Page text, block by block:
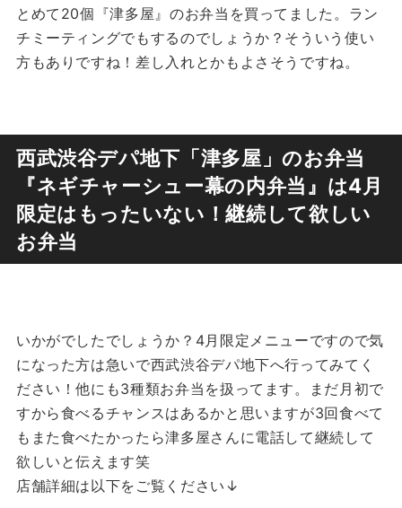
とめて20個『津多屋』のお弁当を買ってました。ラン
チミーティングでもするのでしょうか？そういう使い
方もありですね！差し入れとかもよさそうですね。
西武渋谷デパ地下「津多屋」のお弁当
『ネギチャーシュー幕の内弁当』は4月
限定はもったいない！継続して欲しい
お弁当
いかがでしたでしょうか？4月限定メニューですので気
になった方は急いで西武渋谷デパ地下へ行ってみてく
ださい！他にも3種類お弁当を扱ってます。まだ月初で
すから食べるチャンスはあるかと思いますが3回食べて
もまた食べたかったら津多屋さんに電話して継続して
欲しいと伝えます笑
店舗詳細は以下をご覧ください↓